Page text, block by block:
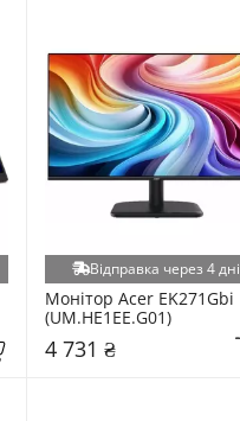
Відправка через 4 дні
Монітор Acer EK271Gbi
(UM.HE1EE.G01)
4 731 ₴